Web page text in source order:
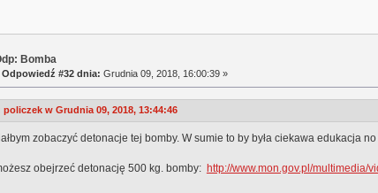
Bomba
Odpowiedź #32 dnia: Grudnia 09, 2018, 16:00:39 »
policzek w Grudnia 09, 2018, 13:44:46
zobaczyć detonacje tej bomby. W sumie to by była ciekawa edukacja
obejrzeć detonację 500 kg. bomby: http://www.mon.gov.pl/multimedia/